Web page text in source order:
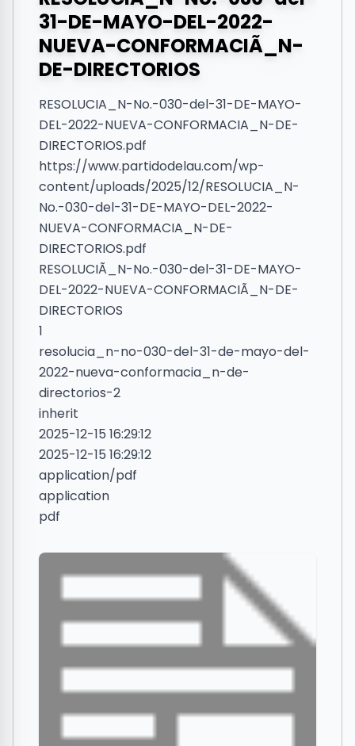
31-DE-MAYO-DEL-2022-
NUEVA-CONFORMACIÃ_N-
DE-DIRECTORIOS
RESOLUCIA_N-No.-030-del-31-DE-MAYO-
DEL-2022-NUEVA-CONFORMACIA_N-DE-
DIRECTORIOS.pdf
https://www.partidodelau.com/wp-
content/uploads/2025/12/RESOLUCIA_N-
No.-030-del-31-DE-MAYO-DEL-2022-
NUEVA-CONFORMACIA_N-DE-
DIRECTORIOS.pdf
RESOLUCIÃ_N-No.-030-del-31-DE-MAYO-
DEL-2022-NUEVA-CONFORMACIÃ_N-DE-
DIRECTORIOS
1
resolucia_n-no-030-del-31-de-mayo-del-
2022-nueva-conformacia_n-de-
directorios-2
inherit
2025-12-15 16:29:12
2025-12-15 16:29:12
application/pdf
application
pdf